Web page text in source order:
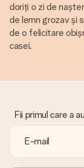
doriți o zi de
de lemn grozav și
de o felicitare
casei.
Fii primul care a